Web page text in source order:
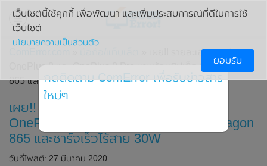
» เผย!! รายละเอียดสเปก
OnePlus 8 และ OnePlus 8 Pro มาพร้อมชิปเซ็ต Snapdragon
865 และชาร์จเร็วไร้สาย 30W
เผย!! รายละเอียดสเปก OnePlus 8 และ
OnePlus 8 Pro มาพร้อมชิปเซ็ต Snapdragon
865 และชาร์จเร็วไร้สาย 30W
วันที่โพสต์: 27 มีนาคม 2020
เว็บไซต์นี้ใช้คุกกี้ เพื่อพัฒนา และเพิ่มประสบการณ์ที่ดีในการใช้
เว็บไซต์
นโยบายความเป็นส่วนตัว
ยอมรับ
กดติดตาม ComError เพื่อรับข่าวสาร
ใหม่ๆ